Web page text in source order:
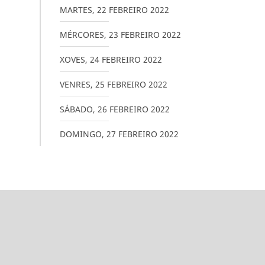
MARTES, 22 FEBREIRO 2022
MÉRCORES, 23 FEBREIRO 2022
XOVES, 24 FEBREIRO 2022
VENRES, 25 FEBREIRO 2022
SÁBADO, 26 FEBREIRO 2022
DOMINGO, 27 FEBREIRO 2022